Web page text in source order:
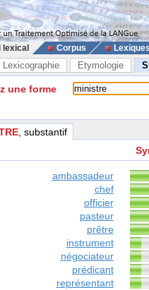
lexical Corpus
Lexicographie Etymologie
une forme
, substantif
ambassadeur
chef
officier
pasteur
prêtre
instrument
négociateur
prédicant
représentant